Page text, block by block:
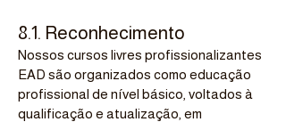
8.1. Reconhecimento
Nossos cursos livres profissionalizantes
EAD são organizados como educação
profissional de nível básico, voltados à
qualificação e atualização, em